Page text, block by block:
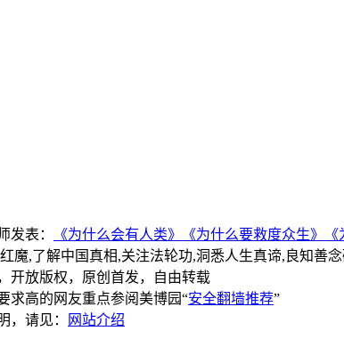
发表： 《为什么会有人类》 《为什么要救度众生》
魔,了解中国真相,关注法轮功,洞悉人生真谛,良知善
开放版权，原创首发，自由转载
求高的网友重点参阅美博园“安全翻墙推荐”
，请见：
网站介绍